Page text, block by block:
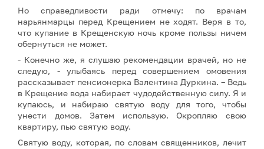
Но справедливости ради отмечу: по врачам
нарьянмарцы перед Крещением не ходят. Веря в то,
что купание в Крещенскую ночь кроме пользы ничем
обернуться не может.
- Конечно же, я слушаю рекомендации врачей, но не
следую, - улыбаясь перед совершением омовения
рассказывает пенсионерка Валентина Дуркина. – Ведь
в Крещение вода набирает чудодейственную силу. Я и
купаюсь, и набираю святую воду для того, чтобы
унести домов. Затем использую. Окропляю свою
квартиру, пью святую воду.
Святую воду, которая, по словам священников, лечит